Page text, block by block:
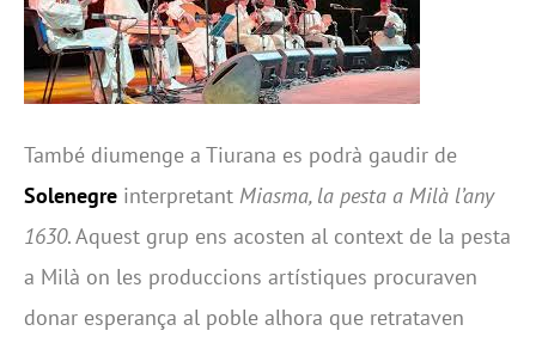
També diumenge a Tiurana es podrà gaudir de
Solenegre interpretant Miasma, la pesta a Milà l’any
1630. Aquest grup ens acosten al context de la pesta
a Milà on les produccions artístiques procuraven
donar esperança al poble alhora que retrataven